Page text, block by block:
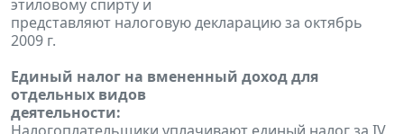
этиловому спирту и
представляют налоговую декларацию за октябрь
2009 г.
Единый налог на вмененный доход для
отдельных видов
деятельности: